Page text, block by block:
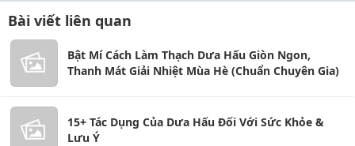
Bài viết liên quan
Bật Mí Cách Làm Thạch Dưa Hấu Giòn Ngon,
Thanh Mát Giải Nhiệt Mùa Hè (Chuẩn Chuyên Gia)
15+ Tác Dụng Của Dưa Hấu Đối Với Sức Khỏe &
Lưu Ý